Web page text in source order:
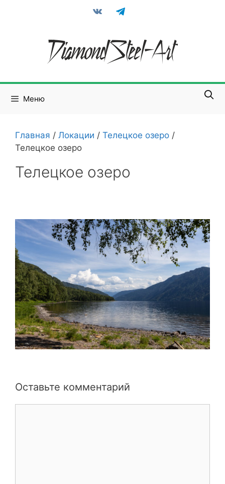
vkontaktetelegram
Меню
Главная / Локации / Телецкое озеро /
Телецкое озеро
Телецкое озеро
Оставьте комментарий